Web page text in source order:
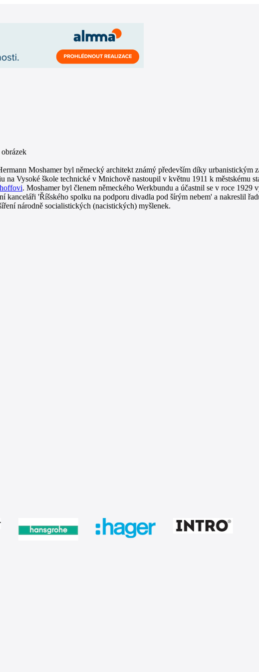
Moshamer byl německý architekt známý především díky urbanistickým
na Vysoké škole technické v Mnichově nastoupil v květnu 1911 k městskému
. Moshamer byl členem německého Werkbundu a účastnil se v roce 1929
kanceláři 'Říšského spolku na podporu divadla pod šírým nebem' a nakreslil
národně socialistických (nacistických) myšlenek.